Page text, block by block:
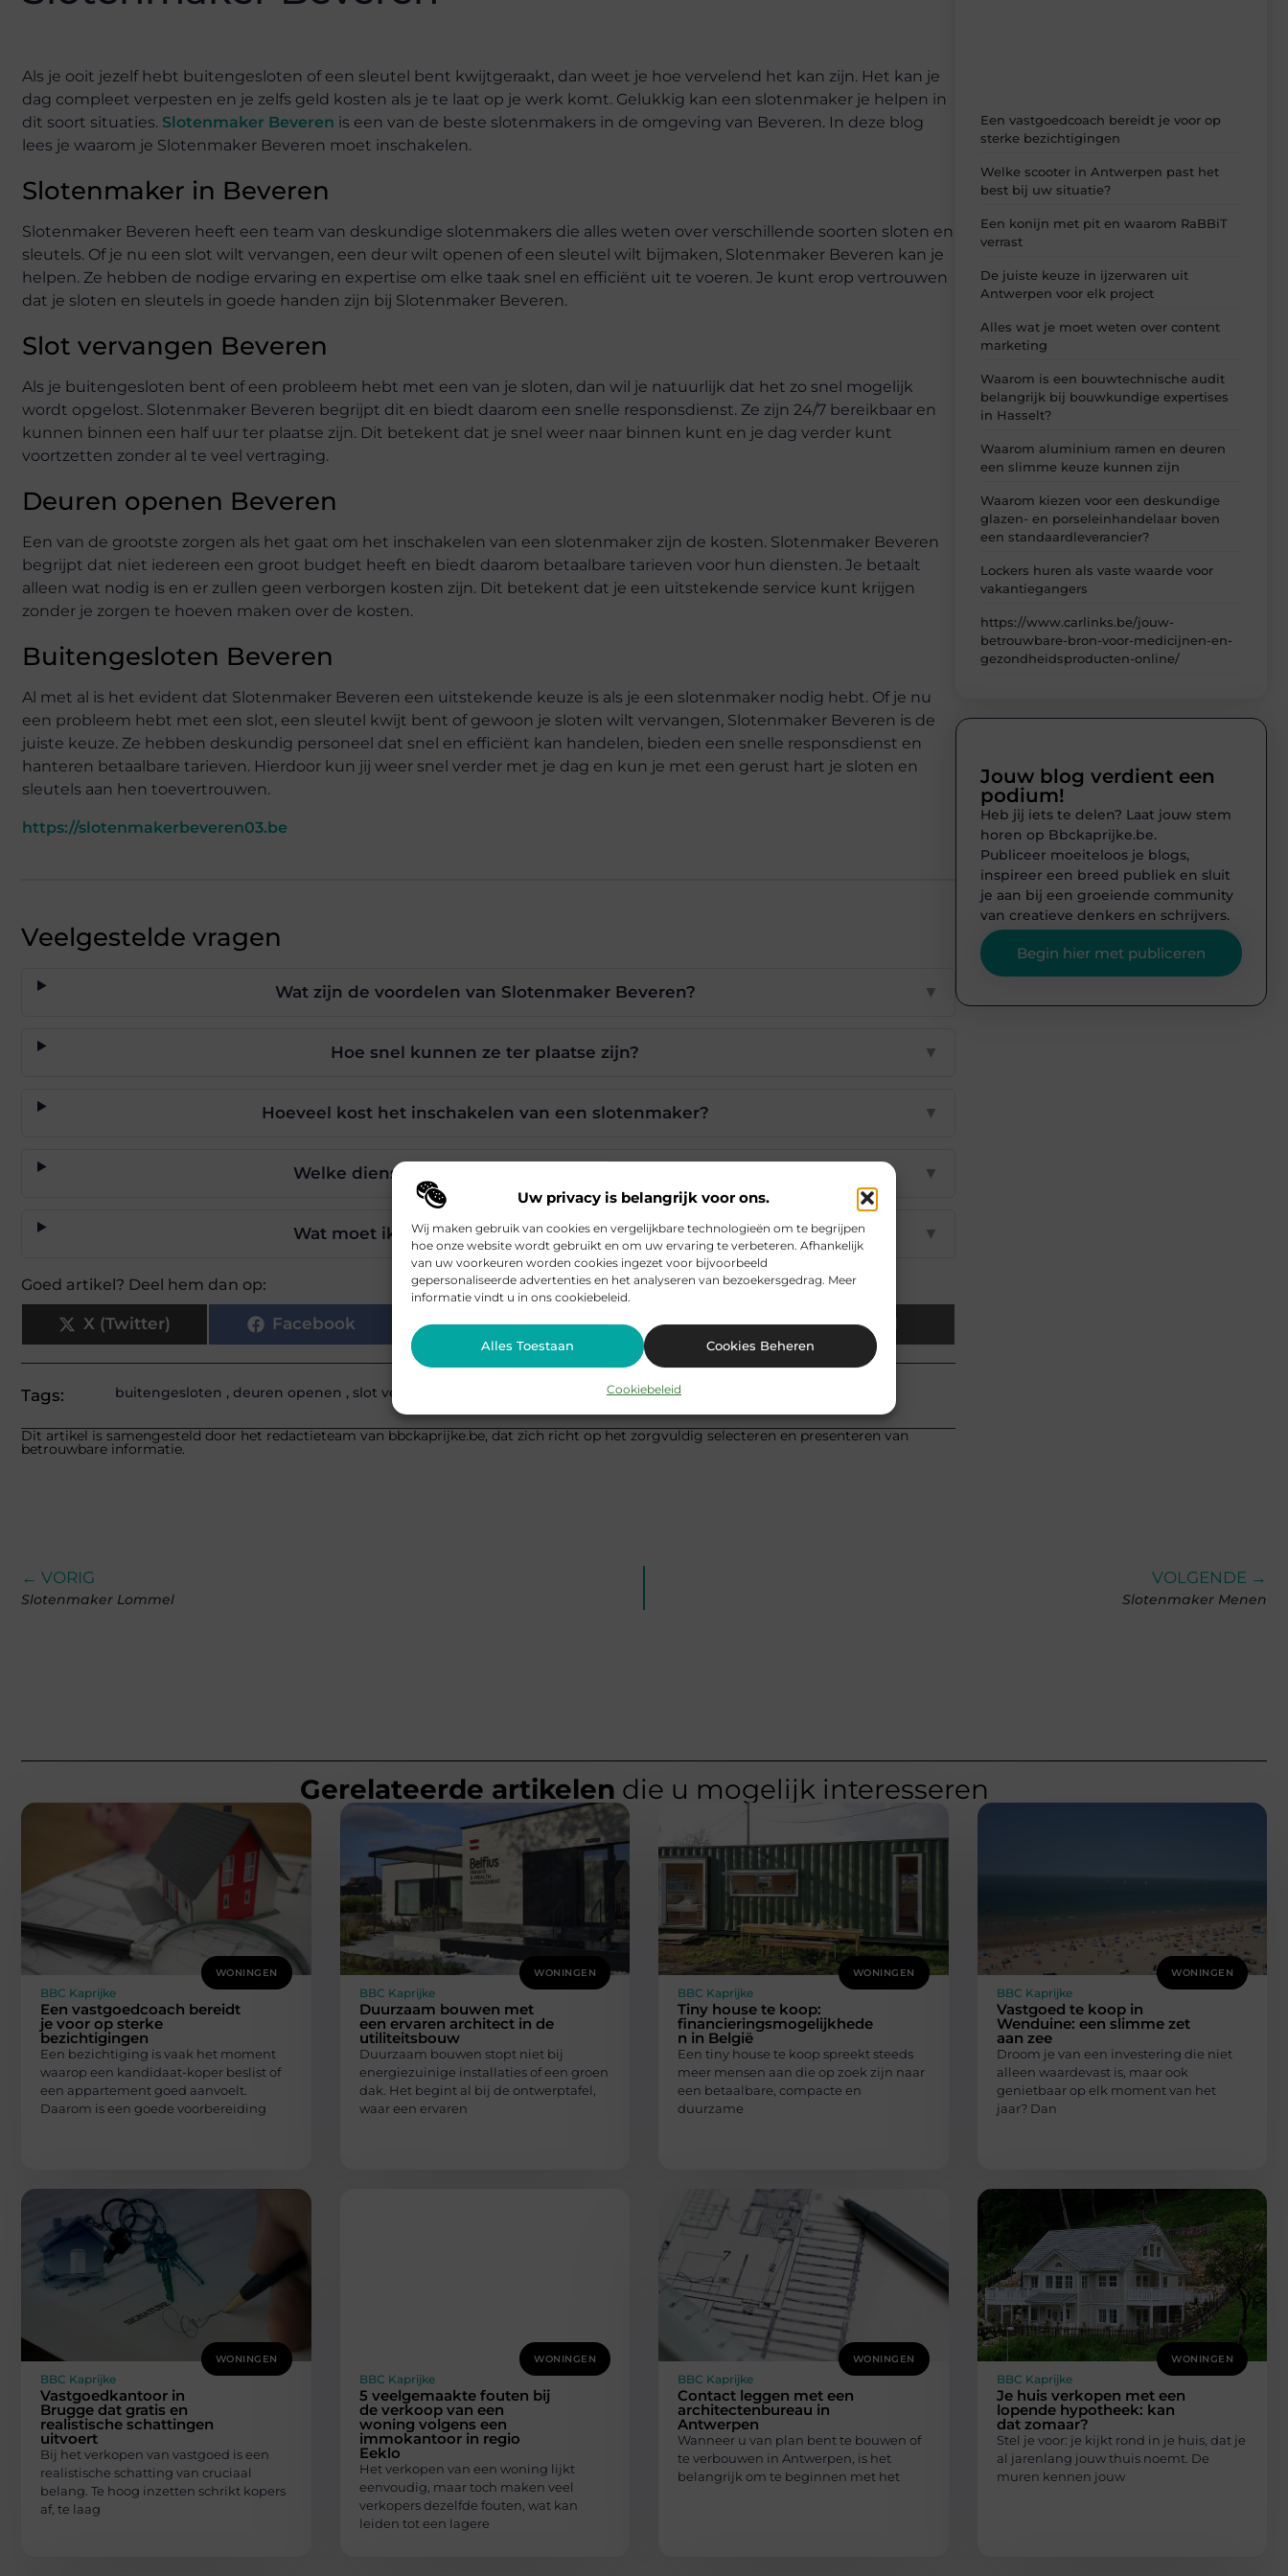
Uw privacy is belangrijk voor ons.
Wij maken gebruik van cookies en vergelijkbare technologieën om te begrijpen
hoe onze website wordt gebruikt en om uw ervaring te verbeteren. Afhankelijk
van uw voorkeuren worden cookies ingezet voor bijvoorbeeld
gepersonaliseerde advertenties en het analyseren van bezoekersgedrag. Meer
informatie vindt u in ons cookiebeleid.
Alles Toestaan Cookies Beheren
Cookiebeleid
Als je ooit jezelf hebt buitengesloten of een sleutel bent kwijtgeraakt, dan weet je hoe vervelend het kan zijn. Het kan je
dag compleet verpesten en je zelfs geld kosten als je te laat op je werk komt. Gelukkig kan een slotenmaker je helpen in
dit soort situaties. Slotenmaker Beveren is een van de beste slotenmakers in de omgeving van Beveren. In deze blog
lees je waarom je Slotenmaker Beveren moet inschakelen.
Slotenmaker in Beveren
Slotenmaker Beveren heeft een team van deskundige slotenmakers die alles weten over verschillende soorten sloten en
sleutels. Of je nu een slot wilt vervangen, een deur wilt openen of een sleutel wilt bijmaken, Slotenmaker Beveren kan je
helpen. Ze hebben de nodige ervaring en expertise om elke taak snel en efficiënt uit te voeren. Je kunt erop vertrouwen
dat je sloten en sleutels in goede handen zijn bij Slotenmaker Beveren.
Slot vervangen Beveren
Als je buitengesloten bent of een probleem hebt met een van je sloten, dan wil je natuurlijk dat het zo snel mogelijk
wordt opgelost. Slotenmaker Beveren begrijpt dit en biedt daarom een snelle responsdienst. Ze zijn 24/7 bereikbaar en
kunnen binnen een half uur ter plaatse zijn. Dit betekent dat je snel weer naar binnen kunt en je dag verder kunt
voortzetten zonder al te veel vertraging.
Deuren openen Beveren
Een van de grootste zorgen als het gaat om het inschakelen van een slotenmaker zijn de kosten. Slotenmaker Beveren
begrijpt dat niet iedereen een groot budget heeft en biedt daarom betaalbare tarieven voor hun diensten. Je betaalt
alleen wat nodig is en er zullen geen verborgen kosten zijn. Dit betekent dat je een uitstekende service kunt krijgen
zonder je zorgen te hoeven maken over de kosten.
Buitengesloten Beveren
Al met al is het evident dat Slotenmaker Beveren een uitstekende keuze is als je een slotenmaker nodig hebt. Of je nu
een probleem hebt met een slot, een sleutel kwijt bent of gewoon je sloten wilt vervangen, Slotenmaker Beveren is de
juiste keuze. Ze hebben deskundig personeel dat snel en efficiënt kan handelen, bieden een snelle responsdienst en
hanteren betaalbare tarieven. Hierdoor kun jij weer snel verder met je dag en kun je met een gerust hart je sloten en
sleutels aan hen toevertrouwen.
https://slotenmakerbeveren03.be
Veelgestelde vragen
Wat zijn de voordelen van Slotenmaker Beveren? ▼
Hoe snel kunnen ze ter plaatse zijn? ▼
Hoeveel kost het inschakelen van een slotenmaker? ▼
Welke diensten biedt Slotenmaker Beveren? ▼
Wat moet ik doen als ik buitengesloten ben? ▼
Goed artikel? Deel hem dan op:
X (Twitter) Facebook Pinterest LinkedIn Email
Tags: buitengesloten , deuren openen , slot vervangen slotenmaker beveren
Dit artikel is samengesteld door het redactieteam van bbckaprijke.be, dat zich richt op het zorgvuldig selecteren en presenteren van
betrouwbare informatie.
Een vastgoedcoach bereidt je voor op
sterke bezichtigingen
Welke scooter in Antwerpen past het
best bij uw situatie?
Een konijn met pit en waarom RaBBiT
verrast
De juiste keuze in ijzerwaren uit
Antwerpen voor elk project
Alles wat je moet weten over content
marketing
Waarom is een bouwtechnische audit
belangrijk bij bouwkundige expertises
in Hasselt?
Waarom aluminium ramen en deuren
een slimme keuze kunnen zijn
Waarom kiezen voor een deskundige
glazen- en porseleinhandelaar boven
een standaardleverancier?
Lockers huren als vaste waarde voor
vakantiegangers
https://www.carlinks.be/jouw-
betrouwbare-bron-voor-medicijnen-en-
gezondheidsproducten-online/
Jouw blog verdient een
podium!
Heb jij iets te delen? Laat jouw stem
horen op Bbckaprijke.be.
Publiceer moeiteloos je blogs,
inspireer een breed publiek en sluit
je aan bij een groeiende community
van creatieve denkers en schrijvers.
Begin hier met publiceren
← VORIG
Slotenmaker Lommel
VOLGENDE →
Slotenmaker Menen
Gerelateerde artikelen die u mogelijk interesseren
WONINGEN
BBC Kaprijke
Een vastgoedcoach bereidt
je voor op sterke
bezichtigingen
Een bezichtiging is vaak het moment
waarop een kandidaat-koper beslist of
een appartement goed aanvoelt.
Daarom is een goede voorbereiding
WONINGEN
BBC Kaprijke
Duurzaam bouwen met
een ervaren architect in de
utiliteitsbouw
Duurzaam bouwen stopt niet bij
energiezuinige installaties of een groen
dak. Het begint al bij de ontwerptafel,
waar een ervaren
WONINGEN
BBC Kaprijke
Tiny house te koop:
financieringsmogelijkhede
n in België
Een tiny house te koop spreekt steeds
meer mensen aan die op zoek zijn naar
een betaalbare, compacte en
duurzame
WONINGEN
BBC Kaprijke
Vastgoed te koop in
Wenduine: een slimme zet
aan zee
Droom je van een investering die niet
alleen waardevast is, maar ook
genietbaar op elk moment van het
jaar? Dan
WONINGEN
BBC Kaprijke
Vastgoedkantoor in
Brugge dat gratis en
realistische schattingen
uitvoert
Bij het verkopen van vastgoed is een
realistische schatting van cruciaal
belang. Te hoog inzetten schrikt kopers
af, te laag
WONINGEN
BBC Kaprijke
5 veelgemaakte fouten bij
de verkoop van een
woning volgens een
immokantoor in regio
Eeklo
Het verkopen van een woning lijkt
eenvoudig, maar toch maken veel
verkopers dezelfde fouten, wat kan
leiden tot een lagere
WONINGEN
BBC Kaprijke
Contact leggen met een
architectenbureau in
Antwerpen
Wanneer u van plan bent te bouwen of
te verbouwen in Antwerpen, is het
belangrijk om te beginnen met het
WONINGEN
BBC Kaprijke
Je huis verkopen met een
lopende hypotheek: kan
dat zomaar?
Stel je voor: je kijkt rond in je huis, dat je
al jarenlang jouw thuis noemt. De
muren kennen jouw